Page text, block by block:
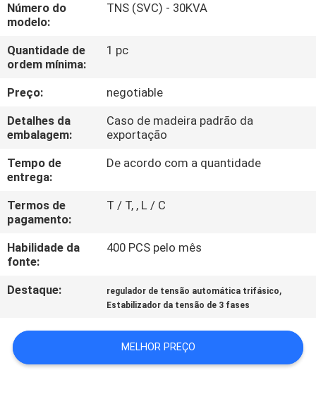
VISITA
À
FÁBRICA
CONTROLE
DE
QUALIDADE
CONTACTE-
NOS
UM
ORÇAMENTO
Número do
modelo:
TNS (SVC) - 30KVA
Quantidade de
ordem mínima:
1 pc
Preço:
negotiable
Detalhes da
embalagem:
Caso de madeira padrão da
exportação
Tempo de
entrega:
De acordo com a quantidade
Termos de
pagamento:
T / T, , L / C
Habilidade da
fonte:
400 PCS pelo mês
Destaque: regulador de tensão automática trifásico,
Estabilizador da tensão de 3 fases
MELHOR PREÇO